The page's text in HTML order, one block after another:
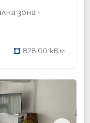
зона -
828.00 кв.м